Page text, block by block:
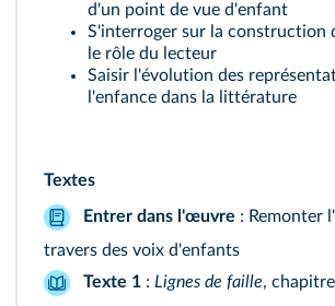
d'un point de vue d'enfant
S'interroger sur la construction
le rôle du lecteur
Saisir l'évolution des
l'enfance dans la littérature
Textes
Entrer dans l'œuvre : Remonter
travers des voix d'enfants
Texte 1 : Lignes de faille,